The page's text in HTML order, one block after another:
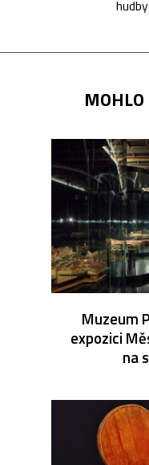
Muzeum
expozici
na